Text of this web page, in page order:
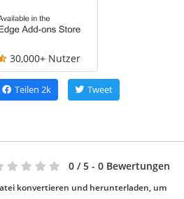
30,000+ Nutzer
Teilen 2k Tweet
0 / 5 - 0 Bewertungen
konvertieren und herunterladen, um